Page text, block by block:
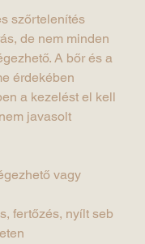
szőrtelenítés
de nem minden
A bőr és a
érdekében
a kezelést el kell
javasolt
vagy
fertőzés, nyílt seb